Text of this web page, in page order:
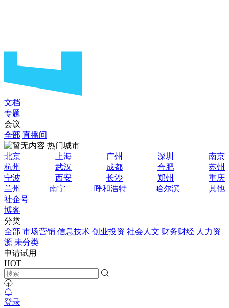
文档
专题
会议
全部 直播间
热门城市
北京
上海 广州 深圳
南京
杭州
武汉 成都 合肥
苏州
宁波
西安 长沙 郑州
重庆
兰州
南宁 呼和浩特 哈尔滨
其他
社企号
博客
分类
全部 市场营销 信息技术 创业投资 社会人文 财务财经 人力资
源 未分类
申请试用
HOT
登录